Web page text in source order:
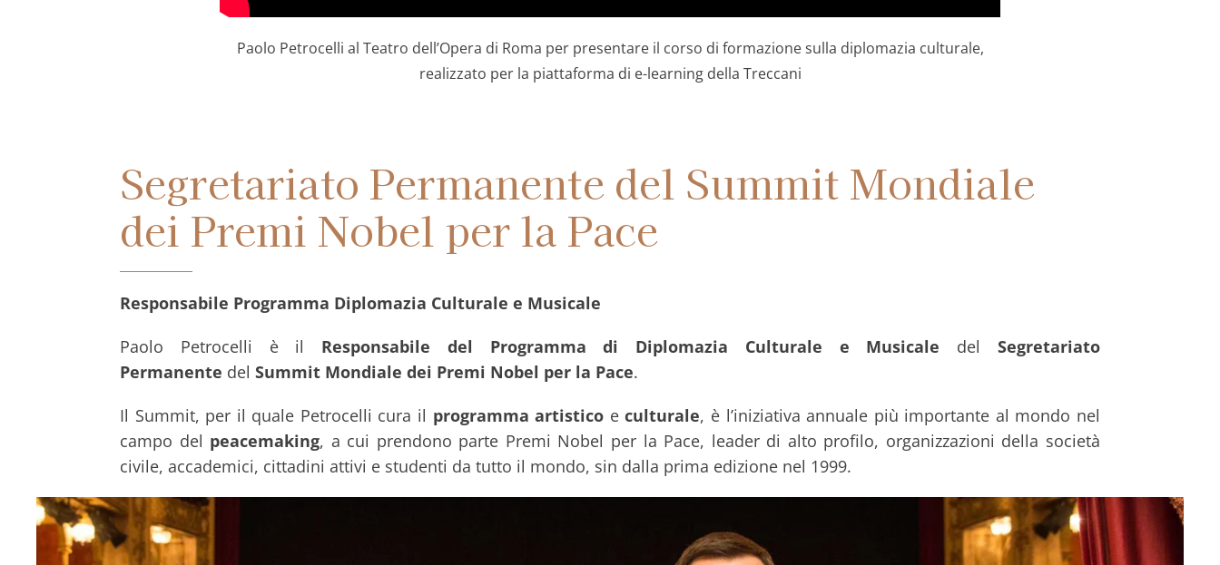
Paolo Petrocelli al Teatro dell’Opera di Roma per presentare il corso di formazione sulla diplomazia culturale,
realizzato per la piattaforma di e-learning della Treccani
Segretariato Permanente del Summit Mondiale
dei Premi Nobel per la Pace
Responsabile Programma Diplomazia Culturale e Musicale
Paolo Petrocelli è il Responsabile del Programma di Diplomazia Culturale e Musicale delSegretariato
Permanente del Summit Mondiale dei Premi Nobel per la Pace.
Il Summit, per il quale Petrocelli cura il programma artistico eculturale, è l’iniziativa annuale più importante al mondo nel
campo del peacemaking, a cui prendono parte Premi Nobel per la Pace, leader di alto profilo, organizzazioni della società
civile, accademici, cittadini attivi e studenti da tutto il mondo, sin dalla prima edizione nel 1999.